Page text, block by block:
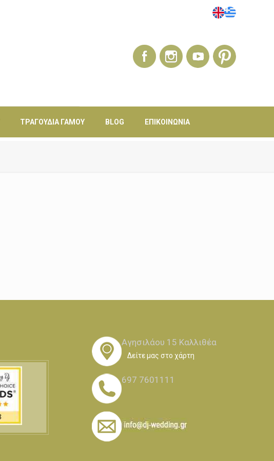
ΤΡΑΓΟΎΔΙΑ ΓΆΜΟΥ BLOG ΕΠΙΚΟΙΝΩΝΊΑ
Αγησιλάου 15 Καλλιθέα
Δείτε μας στο χάρτη
697 7601111